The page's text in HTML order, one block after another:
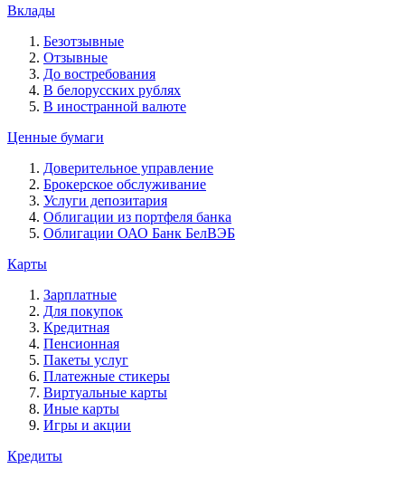
Вклады
Безотзывные
Отзывные
До востребования
В белорусских рублях
В иностранной валюте
Ценные бумаги
Доверительное управление
Брокерское обслуживание
Услуги депозитария
Облигации из портфеля банка
Облигации ОАО Банк БелВЭБ
Карты
Зарплатные
Для покупок
Кредитная
Пенсионная
Пакеты услуг
Платежные стикеры
Виртуальные карты
Иные карты
Игры и акции
Кредиты